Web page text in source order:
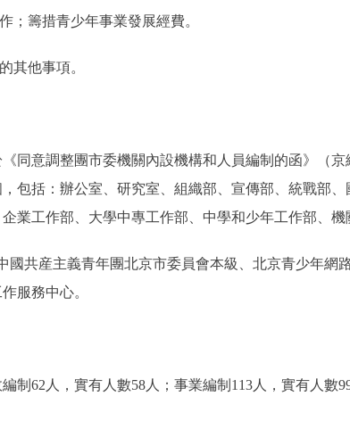
籌措青少年事業發展經費。
他事項。
意調整團市委機關內設機構和人員編制的函》（京
包括：辦公室、研究室、組織部、宣傳部、統戰部
業工作部、大學中專工作部、中學和少年工作部、機
共産主義青年團北京市委員會本級、北京青少年網
服務中心。
62人，實有人數58人；事業編制113人，實有人數